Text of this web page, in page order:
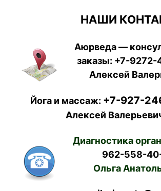
НАШИ
Аюрведа —
заказы: +7-9272-
Алексей
Йога и массаж: +7-927-
Алексей
Диагностика
962-558-
Ольга